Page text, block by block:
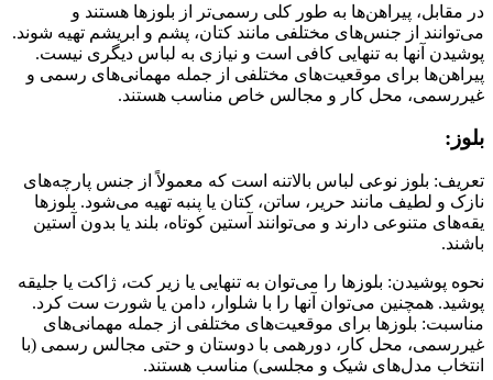
در مقابل، پیراهن‌ها به طور کلی رسمی‌تر از بلوزها هستند و
می‌توانند از جنس‌های مختلفی مانند کتان، پشم و ابریشم تهیه شوند.
پوشیدن آنها به تنهایی کافی است و نیازی به لباس دیگری نیست.
پیراهن‌ها برای موقعیت‌های مختلفی از جمله مهمانی‌های رسمی و
غیررسمی، محل کار و مجالس خاص مناسب هستند.
بلوز:
تعریف: بلوز نوعی لباس بالاتنه است که معمولاً از جنس پارچه‌های
نازک و لطیف مانند حریر، ساتن، کتان یا پنبه تهیه می‌شود. بلوزها
یقه‌های متنوعی دارند و می‌توانند آستین کوتاه، بلند یا بدون آستین
باشند.
نحوه پوشیدن: بلوزها را می‌توان به تنهایی یا زیر کت، ژاکت یا جلیقه
پوشید. همچنین می‌توان آنها را با شلوار، دامن یا شورت ست کرد.
مناسبت: بلوزها برای موقعیت‌های مختلفی از جمله مهمانی‌های
غیررسمی، محل کار، دورهمی با دوستان و حتی مجالس رسمی (با
انتخاب مدل‌های شیک و مجلسی) مناسب هستند.